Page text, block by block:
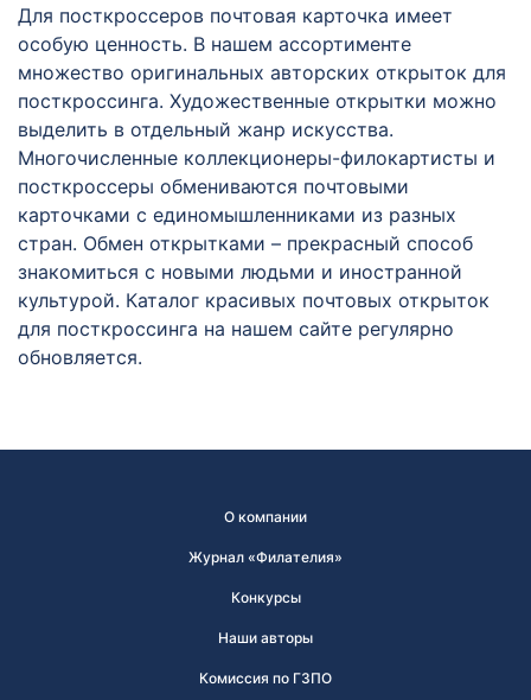
Для посткроссеров почтовая карточка имеет
особую ценность. В нашем ассортименте
множество оригинальных авторских открыток для
посткроссинга. Художественные открытки можно
выделить в отдельный жанр искусства.
Многочисленные коллекционеры-филокартисты и
посткроссеры обмениваются почтовыми
карточками с единомышленниками из разных
стран. Обмен открытками – прекрасный способ
знакомиться с новыми людьми и иностранной
культурой. Каталог красивых почтовых открыток
для посткроссинга на нашем сайте регулярно
обновляется.
О компании
Журнал «Филателия»
Конкурсы
Наши авторы
Комиссия по ГЗПО